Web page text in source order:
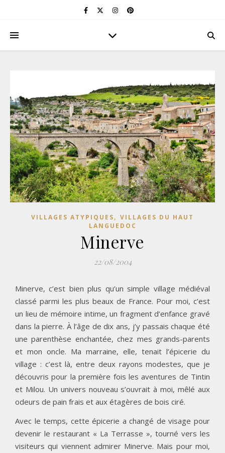
VILLAGES ATYPIQUES, VILLAGES DU HAUT
LANGUEDOC
Minerve
22/08/2004
Minerve, c’est bien plus qu’un simple village médiéval
classé parmi les plus beaux de France. Pour moi, c’est
un lieu de mémoire intime, un fragment d’enfance gravé
dans la pierre. À l’âge de dix ans, j’y passais chaque été
une parenthèse enchantée, chez mes grands-parents
et mon oncle. Ma marraine, elle, tenait l’épicerie du
village : c’est là, entre deux rayons modestes, que je
découvris pour la première fois les aventures de Tintin
et Milou. Un univers nouveau s’ouvrait à moi, mêlé aux
odeurs de pain frais et aux étagères de bois ciré.
Avec le temps, cette épicerie a changé de visage pour
devenir le restaurant « La Terrasse », tourné vers les
visiteurs qui viennent admirer Minerve. Mais pour moi,